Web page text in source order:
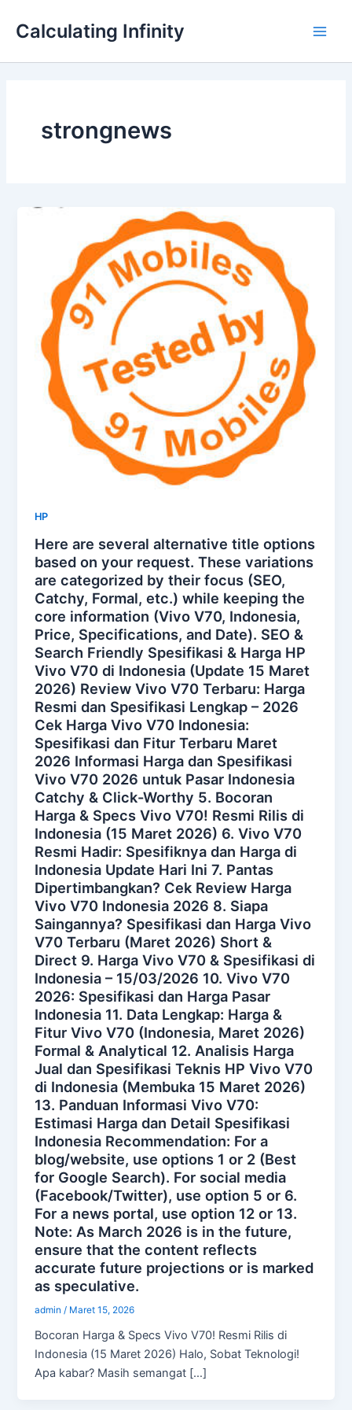
Calculating Infinity
strongnews
HP
Here are several alternative title options
based on your request. These variations
are categorized by their focus (SEO,
Catchy, Formal, etc.) while keeping the
core information (Vivo V70, Indonesia,
Price, Specifications, and Date). SEO &
Search Friendly Spesifikasi & Harga HP
Vivo V70 di Indonesia (Update 15 Maret
2026) Review Vivo V70 Terbaru: Harga
Resmi dan Spesifikasi Lengkap – 2026
Cek Harga Vivo V70 Indonesia:
Spesifikasi dan Fitur Terbaru Maret
2026 Informasi Harga dan Spesifikasi
Vivo V70 2026 untuk Pasar Indonesia
Catchy & Click-Worthy 5. Bocoran
Harga & Specs Vivo V70! Resmi Rilis di
Indonesia (15 Maret 2026) 6. Vivo V70
Resmi Hadir: Spesifiknya dan Harga di
Indonesia Update Hari Ini 7. Pantas
Dipertimbangkan? Cek Review Harga
Vivo V70 Indonesia 2026 8. Siapa
Saingannya? Spesifikasi dan Harga Vivo
V70 Terbaru (Maret 2026) Short &
Direct 9. Harga Vivo V70 & Spesifikasi di
Indonesia – 15/03/2026 10. Vivo V70
2026: Spesifikasi dan Harga Pasar
Indonesia 11. Data Lengkap: Harga &
Fitur Vivo V70 (Indonesia, Maret 2026)
Formal & Analytical 12. Analisis Harga
Jual dan Spesifikasi Teknis HP Vivo V70
di Indonesia (Membuka 15 Maret 2026)
13. Panduan Informasi Vivo V70:
Estimasi Harga dan Detail Spesifikasi
Indonesia Recommendation: For a
blog/website, use options 1 or 2 (Best
for Google Search). For social media
(Facebook/Twitter), use option 5 or 6.
For a news portal, use option 12 or 13.
Note: As March 2026 is in the future,
ensure that the content reflects
accurate future projections or is marked
as speculative.
admin / Maret 15, 2026
Bocoran Harga & Specs Vivo V70! Resmi Rilis di
Indonesia (15 Maret 2026) Halo, Sobat Teknologi!
Apa kabar? Masih semangat […]